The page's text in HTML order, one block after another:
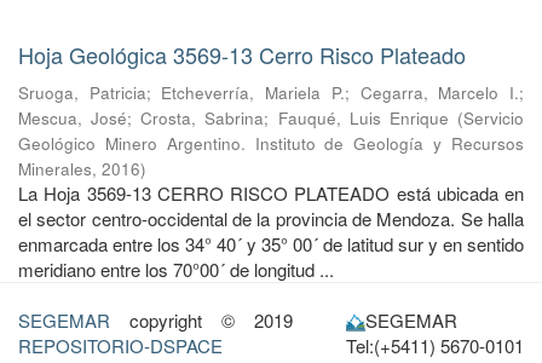
Hoja Geológica 3569-13 Cerro Risco Plateado
Sruoga, Patricia; Etcheverría, Mariela P.; Cegarra, Marcelo I.;
Mescua, José;Crosta, Sabrina; Fauqué, Luis Enrique (Servicio
Geológico Minero Argentino. Instituto de Geología y Recursos
Minerales, 2016)
La Hoja 3569-13 CERRO RISCO PLATEADO está ubicada en
el sector centro-occidental de la provincia de Mendoza. Se halla
enmarcada entre los 34° 40´ y 35° 00´ de latitud sur y en sentido
meridiano entre los 70°00´ de longitud ...
SEGEMAR copyright © 2019
REPOSITORIO-DSPACE
SEGEMAR
Tel:(+5411) 5670-0101